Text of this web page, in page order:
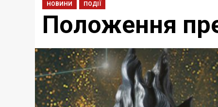
НОВИНИ ПОДІЇ
Положення